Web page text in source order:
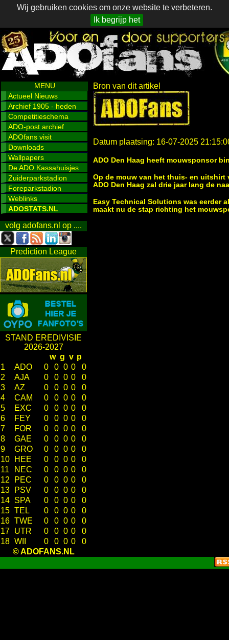
Wij gebruiken cookies om onze website te verbeteren.
Ik begrijp het
MENU
Actueel Nieuws
Archief 1905 - heden
Competitieschema
ADO-post archief
ADOfans visit
Downloads
Wallpapers
De ADO Kassahuisjes
Zuiderparkstadion
Foreparkstadion
Weblinks
ADOSTATS.NL
volg adofans.nl op ....
Prediction League
STAND EREDIVISIE
2026-2027
w g v p
1
ADO 0 0 0 0
0
2
AJA 0 0 0 0
0
3
AZ 0 0 0 0
0
4
CAM 0 0 0 0
0
5
EXC 0 0 0 0
0
6
FEY 0 0 0 0
0
7
FOR 0 0 0 0
0
8
GAE 0 0 0 0
0
9
GRO 0 0 0 0
0
10
HEE 0 0 0 0
0
11
NEC 0 0 0 0
0
12
PEC 0 0 0 0
0
13
PSV 0 0 0 0
0
14 SPA 0 0 0 0
0
15 TEL 0 0 0 0
0
16 TWE 0 0 0 0
0
17 UTR 0 0 0 0
0
18 WII 0 0 0 0
0
© ADOFANS.NL
Bron van dit artikel
Datum plaatsing: 16-07-2025
ADO Den Haag heeft mouwsponsor
Op de mouw van het thuis- en uitshirt
ADO Den Haag zal drie jaar lang de
Easy Technical Solutions was eerder
maakt nu de stap richting het